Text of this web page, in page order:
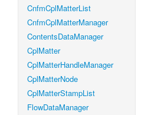
CnfmCplMatterList
CnfmCplMatterManager
ContentsDataManager
CplMatter
CplMatterHandleManager
CplMatterNode
CplMatterStampList
FlowDataManager